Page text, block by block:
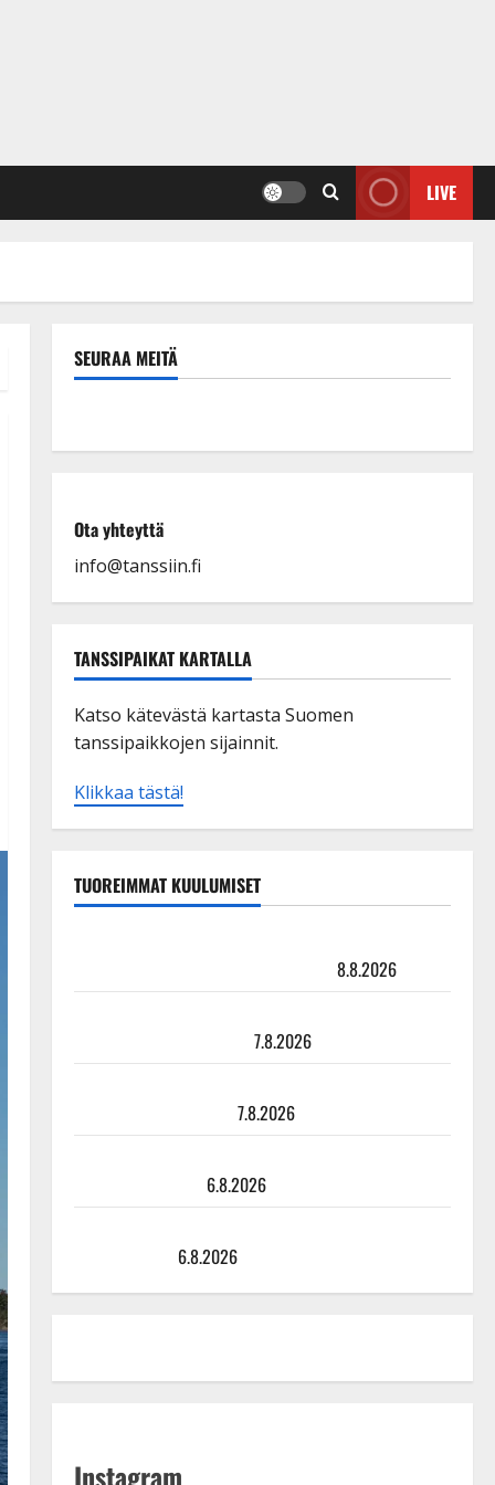
LIVE
SEURAA MEITÄ
Ota yhteyttä
info@tanssiin.fi
TANSSIPAIKAT KARTALLA
Katso kätevästä kartasta Suomen
tanssipaikkojen sijainnit.
Klikkaa tästä!
TUOREIMMAT KUULUMISET
8.8.2026
7.8.2026
7.8.2026
6.8.2026
6.8.2026
Instagram